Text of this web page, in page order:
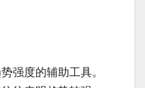
强度的辅助工具。